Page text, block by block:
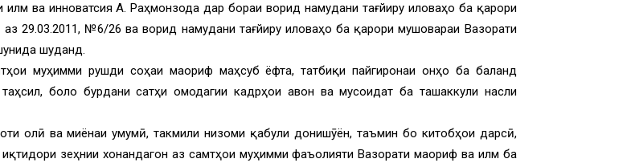
ва инноватсия А. Раҳмонзода дар бораи ворид намудани тағйиру иловаҳо ба қарори
29.03.2011, №6/26 ва ворид намудани тағйиру иловаҳо ба қарори мушовараи Вазорати
шуданд.
муҳимми рушди соҳаи маориф маҳсуб ёфта, татбиқи пайгиронаи онҳо ба баланд
боло бурдани сатҳи омодагии кадрҳои ҷавон ва мусоидат ба ташаккули насли
олӣ ва миёнаи умумӣ, такмили низоми қабули донишҷӯён, таъмин бо китобҳои дарсӣ,
иқтидори зеҳнии хонандагон аз самтҳои муҳимми фаъолияти Вазорати маориф ва илм ба